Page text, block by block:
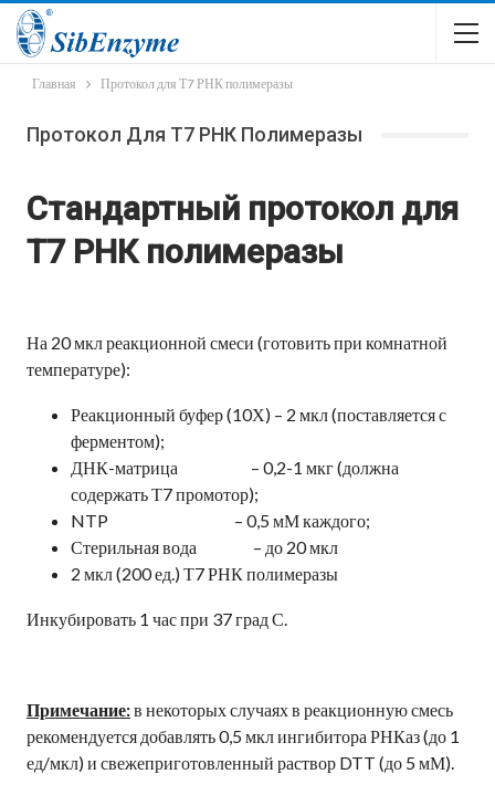
Главная Протокол для Т7 РНК полимеразы
Протокол Для Т7 РНК Полимеразы
Стандартный протокол для
Т7 РНК полимеразы
На 20 мкл реакционной смеси (готовить при комнатной
температуре):
Реакционный буфер (10Х) – 2 мкл (поставляется с
ферментом);
ДНК-матрица – 0,2-1 мкг (должна
содержать Т7 промотор);
NTP – 0,5 мМ каждого;
Стерильная вода – до 20 мкл
2 мкл (200 ед.) Т7 РНК полимеразы
Инкубировать 1 час при 37 град С.
Примечание:в некоторых случаях в реакционную смесь
рекомендуется добавлять 0,5 мкл ингибитора РНКаз (до 1
ед/мкл) и свежеприготовленный раствор DTT (до 5 мМ).